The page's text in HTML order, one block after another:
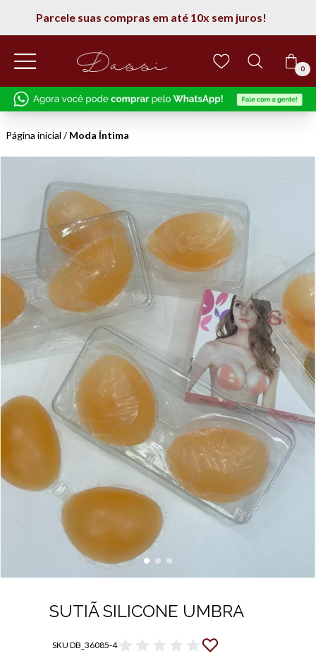
5% de desconto na 1° compra
0
Página inicial /Moda Íntima
SUTIÃ SILICONE UMBRA
SKU DB_36085-4